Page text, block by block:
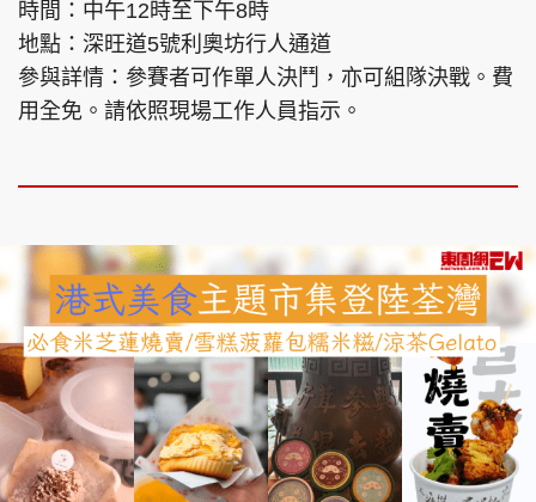
時間：中午12時至下午8時
地點：深旺道5號利奧坊行人通道
參與詳情：參賽者可作單人決鬥，亦可組隊決戰。費
用全免。請依照現場工作人員指示。